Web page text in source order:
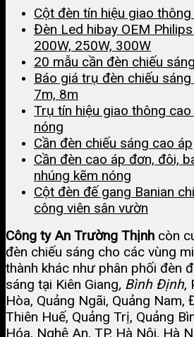
Cột đèn tín hiệu giao
Đèn Led hibay OEM
200W, 250W, 300W
20 mẫu cần đèn chiếu
Báo giá trụ đèn chiếu
7m, 8m
Trụ tín hiệu giao thông
nóng
Cần đèn chiếu sáng cao áp
Cần đèn cao áp đơn, đôi,
nhúng kẽm nóng
Cột đèn đế gang Banian
công viên sân vườn
Công ty An Trường Thịnh còn
đèn chiếu sáng cho các vùng
thành khác như phân phối đèn
sáng tại Kiên Giang, Bình Định,
Hòa, Quảng Ngãi, Quảng Nam,
Thiên Huế, Quảng Trị, Quảng
Hóa, Nghệ An, TP. Hà Nội, Hà